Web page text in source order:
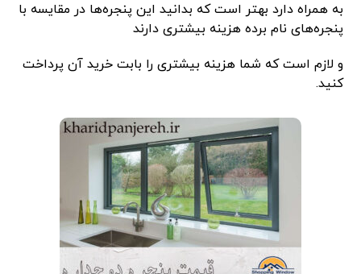
به همراه دارد بهتر است که بدانید این پنجره‌ها در مقایسه با
پنجره‌های نام برده هزینه بیشتری دارند
و لازم است که شما هزینه بیشتری را بابت خرید آن پرداخت
کنید.